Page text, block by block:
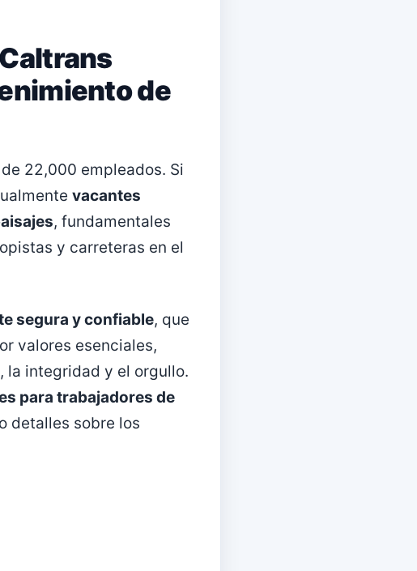
de
22,000 empleados. Si
vacantes
, fundamentales
y carreteras en el
segura y confiable, que
valores esenciales,
la integridad y el orgullo.
para trabajadores de
detalles sobre los